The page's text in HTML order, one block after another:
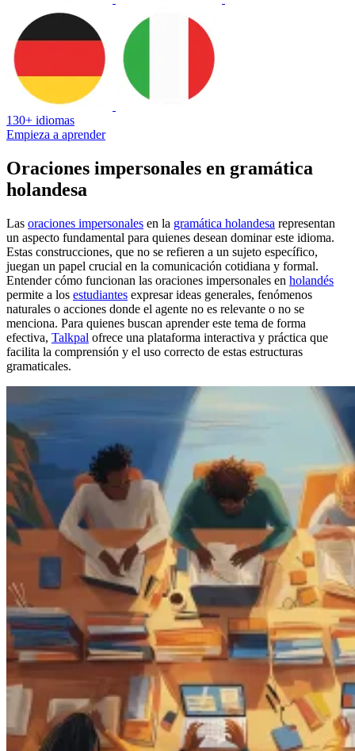
130+ idiomas
Empieza a aprender
Oraciones impersonales en gramática
holandesa
Las oraciones impersonales en la gramática holandesa representan
un aspecto fundamental para quienes desean dominar este idioma.
Estas construcciones, que no se refieren a un sujeto específico,
juegan un papel crucial en la comunicación cotidiana y formal.
Entender cómo funcionan las oraciones impersonales en holandés
permite a los estudiantes expresar ideas generales, fenómenos
naturales o acciones donde el agente no es relevante o no se
menciona. Para quienes buscan aprender este tema de forma
efectiva, Talkpal ofrece una plataforma interactiva y práctica que
facilita la comprensión y el uso correcto de estas estructuras
gramaticales.